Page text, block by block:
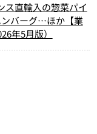
ス直輸入の惣菜パイ
ンバーグ…ほか【業
年5月版）